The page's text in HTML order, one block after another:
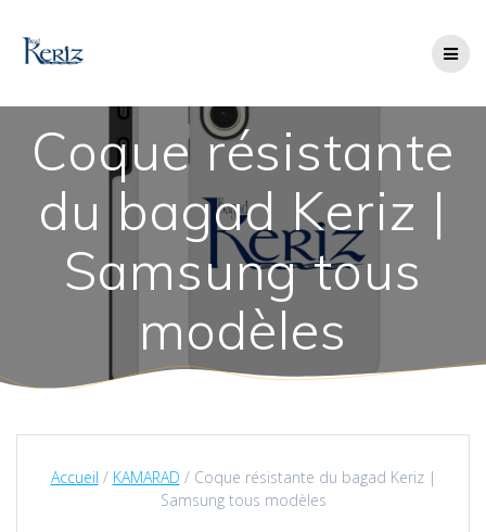
Coque résistante
du bagad Keriz |
Samsung tous
modèles
Accueil / KAMARAD / Coque résistante du bagad Keriz |
Samsung tous modèles